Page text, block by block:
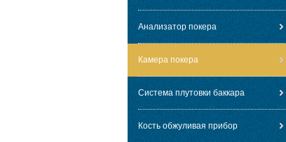
Анализатор покера
Камера покера
Система плутовки баккара
Кость обжуливая прибор